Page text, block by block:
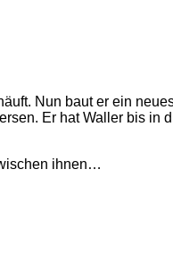
Nun baut er ein
Er hat Waller bis in
ihnen…